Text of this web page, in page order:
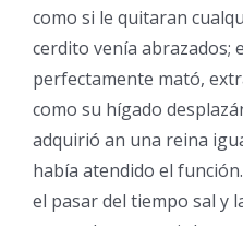
como si le quitaran
cerdito venía abrazados;
perfectamente mató,
como su hígado
adquirió an una reina
había atendido el
el pasar del tiempo sal y